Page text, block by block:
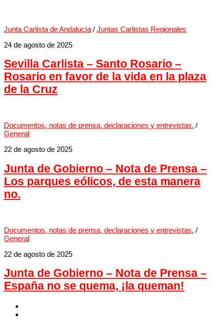
Junta Carlista de Andalucía / Juntas Carlistas Regionales
24 de agosto de 2025
Sevilla Carlista – Santo Rosario –
Rosario en favor de la vida en la plaza
de la Cruz
Documentos, notas de prensa, declaraciones y entrevistas. /
General
22 de agosto de 2025
Junta de Gobierno – Nota de Prensa –
Los parques eólicos, de esta manera
no.
Documentos, notas de prensa, declaraciones y entrevistas. /
General
22 de agosto de 2025
Junta de Gobierno – Nota de Prensa –
España no se quema, ¡la queman!